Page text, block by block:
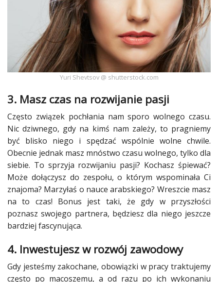
Yuri Shevtsov @ shutterstock.com
3. Masz czas na rozwijanie pasji
Często związekpochłania namsporo wolnego czasu.
Nic dziwnego, gdy na kimś nam zależy, to pragniemy
być blisko niego i spędzać wspólnie wolne chwile.
Obecnie jednak masz mnóstwo czasu wolnego, tylko dla
siebie. To sprzyja rozwijaniu pasji? Kochasz śpiewać?
Może dołączysz do zespołu, o którym wspominała Ci
znajoma? Marzyłaś o nauce arabskiego? Wreszcie masz
na to czas! Bonus jest taki, że gdy w przyszłości
poznasz swojego partnera, będziesz dla niego jeszcze
bardziej fascynująca.
4. Inwestujesz w rozwój zawodowy
Gdy jesteśmy zakochane, obowiązki w pracy traktujemy
często po macoszemu, a od razu po ich wykonaniu